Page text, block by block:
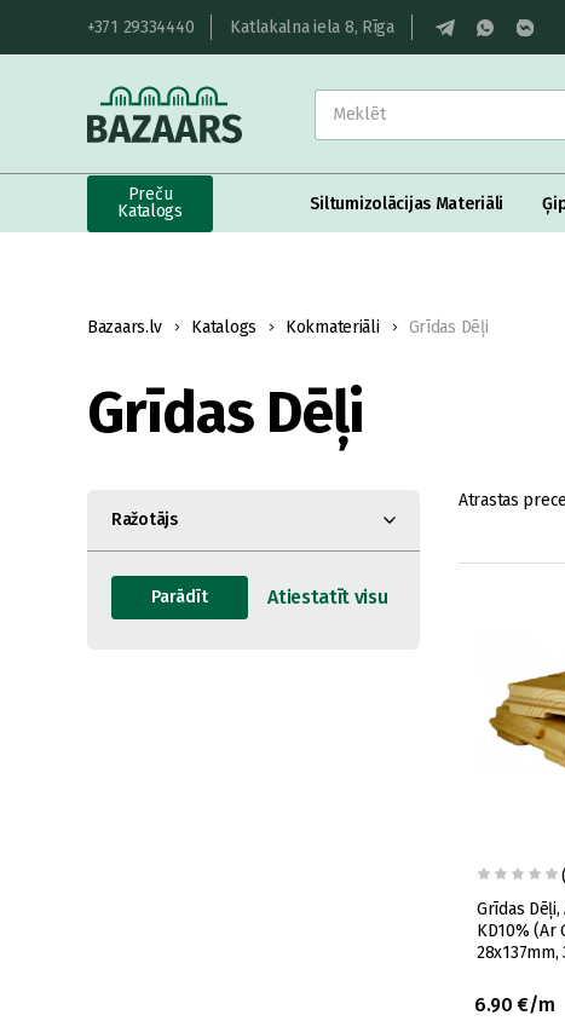
+371 29334440 Katlakalna iela 8, Rīga
Preču
Katalogs
Siltumizolācijas Materiāli
Bazaars.lv Katalogs Kokmateriāli Grīdas Dēļi
Grīdas Dēļi
Ražotājs
Atrastas
Grīdas
KD10% (Ar
28x137mm,
6.90 €/m